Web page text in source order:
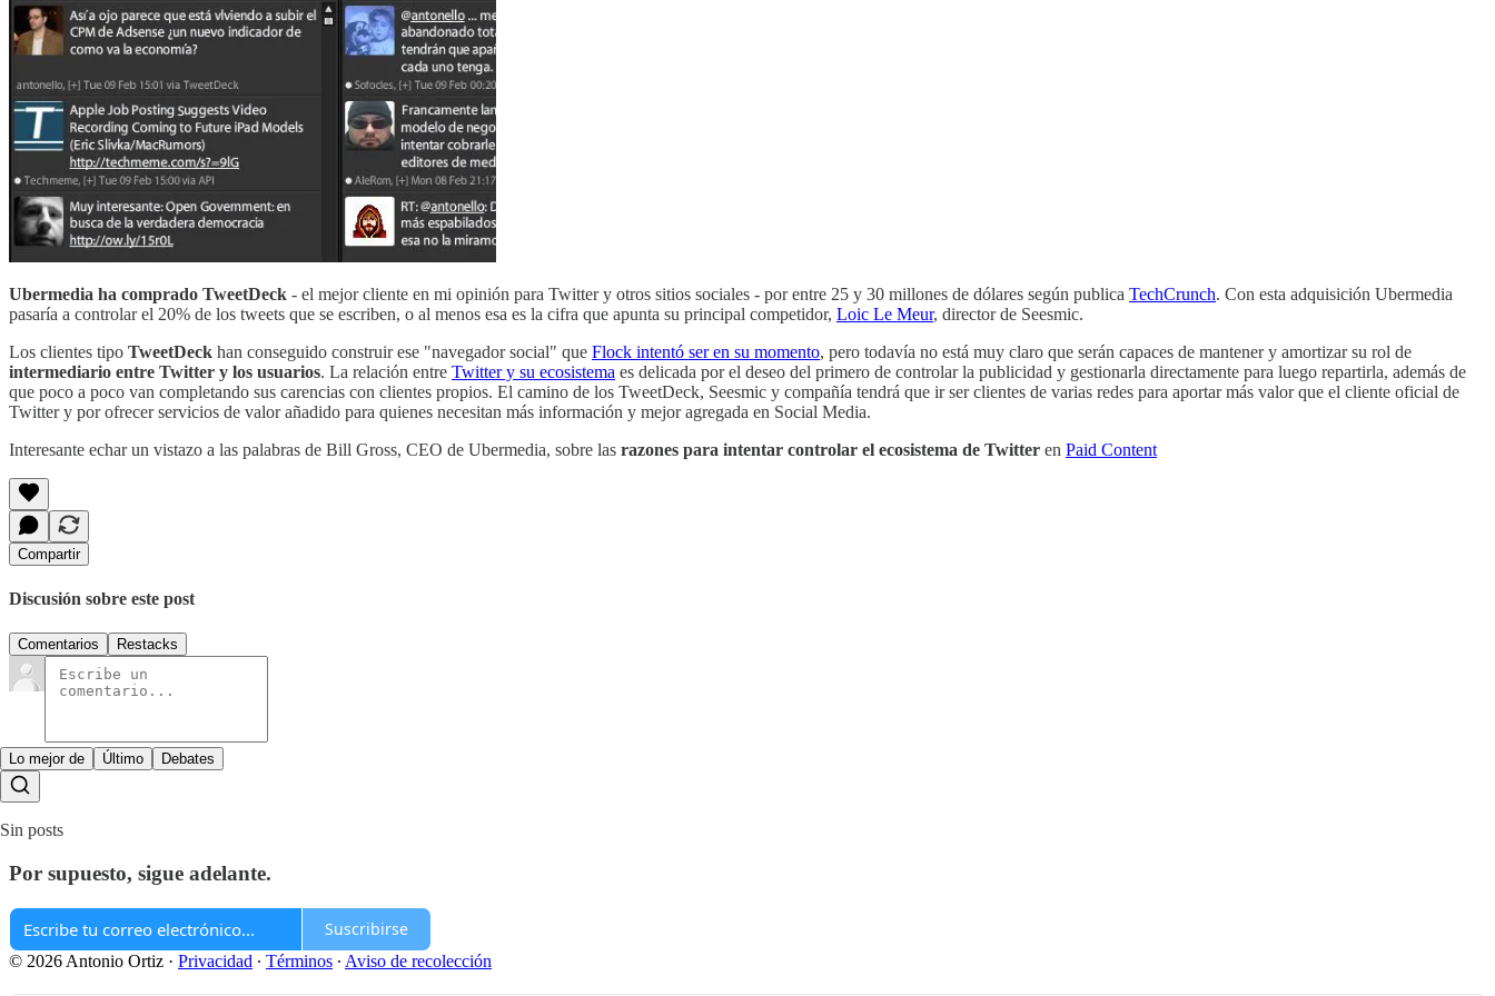
Ubermedia ha comprado TweetDeck - el mejor cliente en mi opinión para Twitter y otros sitios sociales - por entre 25 y 30 millones de dólares según publica TechCrunch. Con esta adquisición Ubermedia
pasaría a controlar el 20% de los tweets que se escriben, o al menos esa es la cifra que apunta su principal competidor, Loic Le Meur, director de Seesmic.
Los clientes tipo TweetDeck han conseguido construir ese "navegador social" que Flock intentó ser en su momento, pero todavía no está muy claro que serán capaces de mantener y amortizar su rol de
intermediario entre Twitter y los usuarios. La relación entre Twitter y su ecosistema es delicada por el deseo del primero de controlar la publicidad y gestionarla directamente para luego repartirla, además de
que poco a poco van completando sus carencias con clientes propios. El camino de los TweetDeck, Seesmic y compañía tendrá que ir ser clientes de varias redes para aportar más valor que el cliente oficial de
Twitter y por ofrecer servicios de valor añadido para quienes necesitan más información y mejor agregada en Social Media.
Interesante echar un vistazo a las palabras de Bill Gross, CEO de Ubermedia, sobre las razones para intentar controlar el ecosistema de Twitter en Paid Content
Compartir
Discusión sobre este post
Comentarios Restacks
Lo mejor de Último Debates
Sin posts
Por supuesto, sigue adelante.
Suscribirse
© 2026 Antonio Ortiz · Privacidad ∙ Términos ∙ Aviso de recolección